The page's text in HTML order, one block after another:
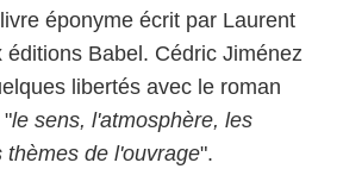
éponyme écrit par Laurent
éditions Babel. Cédric Jiménez
libertés avec le roman
"le sens, l'atmosphère, les
de l'ouvrage".